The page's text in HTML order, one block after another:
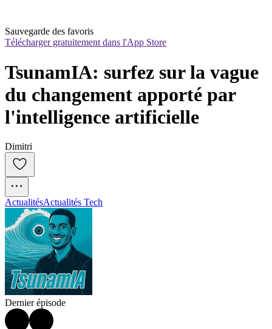
Sauvegarde des favoris
Télécharger gratuitement dans l'App Store
TsunamIA: surfez sur la vague
du changement apporté par
l'intelligence artificielle
Dimitri
ActualitésActualités Tech
Dernier épisode